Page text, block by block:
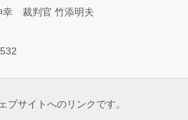
幸 裁判官 竹添明夫
ブサイトへのリンクです。